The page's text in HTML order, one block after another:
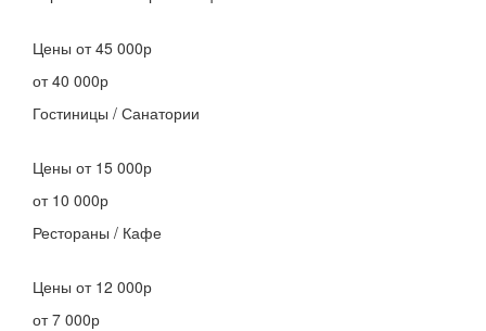
Цены от 45 000р
от 40 000р
Гостиницы / Санатории
Цены от 15 000р
от 10 000р
Рестораны / Кафе
Цены от 12 000р
от 7 000р